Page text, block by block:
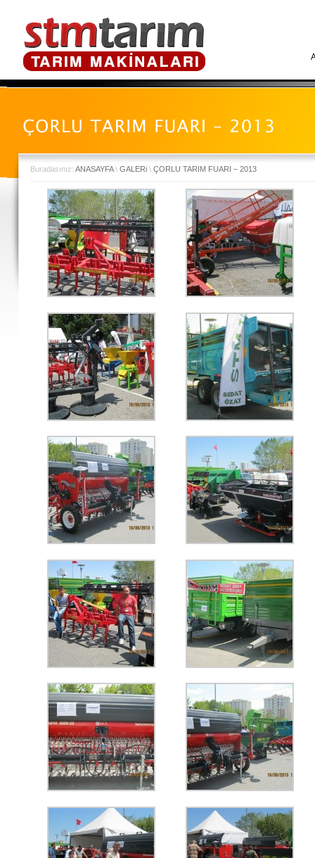
Buradasınız: ANASAYFA\ GALERi \ ÇORLU TARIM FUARI – 2013